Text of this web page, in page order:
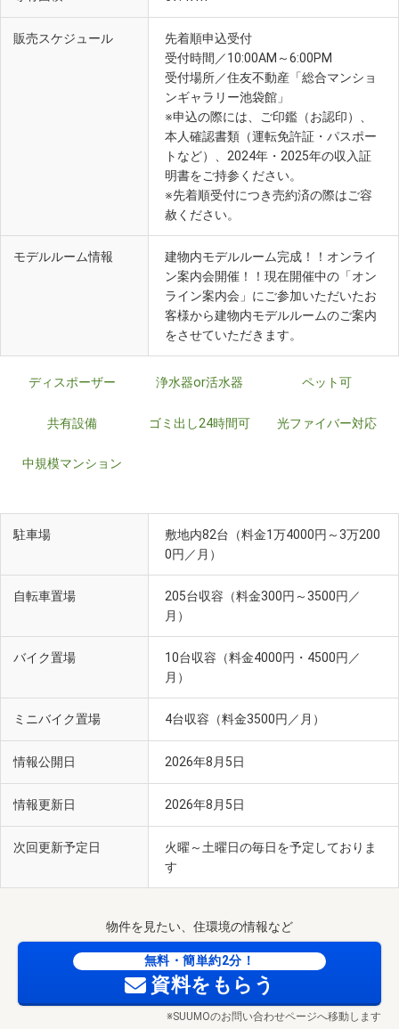
販売スケジュール
先着順申込受付
受付時間／10:00AM～6:00PM
受付場所／住友不動産「総合マンショ
ンギャラリー池袋館」
※申込の際には、ご印鑑（お認印）、
本人確認書類（運転免許証・パスポー
トなど）、2024年・2025年の収入証
明書をご持参ください。
※先着順受付につき売約済の際はご容
赦ください。
モデルルーム情報
建物内モデルルーム完成！！オンライ
ン案内会開催！！現在開催中の「オン
ライン案内会」にご参加いただいたお
客様から建物内モデルルームのご案内
をさせていただきます。
ディスポーザー 浄水器or活水器 ペット可
共有設備 ゴミ出し24時間可 光ファイバー対応
中規模マンション
駐車場
敷地内82台（料金1万4000円～3万200
0円／月）
自転車置場
205台収容（料金300円～3500円／
月）
バイク置場
10台収容（料金4000円・4500円／
月）
ミニバイク置場 4台収容（料金3500円／月）
情報公開日 2026年8月5日
情報更新日 2026年8月5日
次回更新予定日
火曜～土曜日の毎日を予定しておりま
す
物件を見たい、住環境の情報など
無料・簡単約2分！
資料をもらう
※SUUMOのお問い合わせページへ移動します